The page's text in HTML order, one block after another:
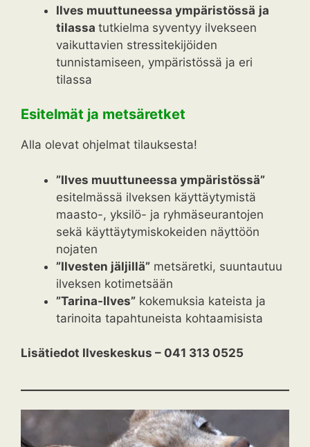
Ilves muuttuneessa ympäristössä ja
tilassa tutkielma syventyy ilvekseen
vaikuttavien stressitekijöiden
tunnistamiseen, ympäristössä ja eri
tilassa
Esitelmät ja metsäretket
Alla olevat ohjelmat tilauksesta!
”Ilves muuttuneessa ympäristössä”
esitelmässä ilveksen käyttäytymistä
maasto-, yksilö- ja ryhmäseurantojen
sekä käyttäytymiskokeiden näyttöön
nojaten
”Ilvesten jäljillä” metsäretki, suuntautuu
ilveksen kotimetsään
”Tarina-Ilves” kokemuksia kateista ja
tarinoita tapahtuneista kohtaamisista
Lisätiedot Ilveskeskus – 041 313 0525